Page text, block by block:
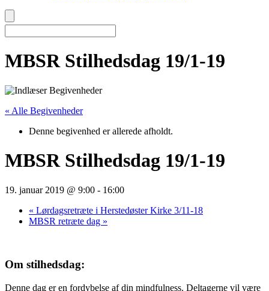
MBSR Stilhedsdag 19/1-19
« Alle Begivenheder
Denne begivenhed er allerede afholdt.
MBSR Stilhedsdag 19/1-19
19. januar 2019 @ 9:00 - 16:00
« Lørdagsretræte i Herstedøster Kirke 3/11-18
MBSR retræte dag »
Om stilhedsdag:
Denne dag er en fordybelse af din mindfulness. Deltagerne vil være